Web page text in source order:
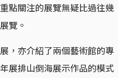
點關注的展覽無疑比過往幾
覽。
，亦介紹了兩個藝術館的專
展排山倒海展示作品的模式